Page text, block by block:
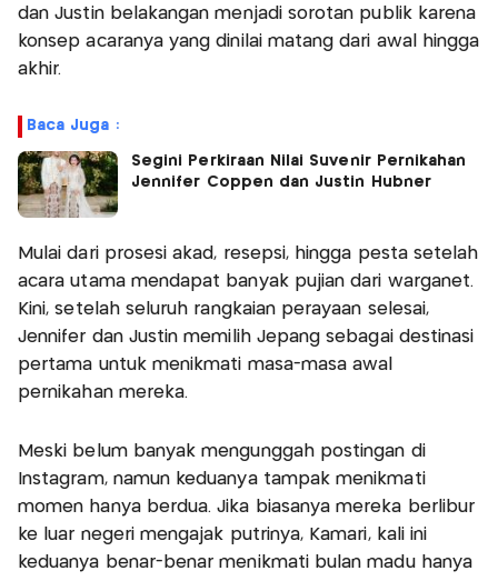
dan Justin belakangan menjadi sorotan publik karena
konsep acaranya yang dinilai matang dari awal hingga
akhir.
Baca Juga :
Segini Perkiraan Nilai Suvenir Pernikahan
Jennifer Coppen dan Justin Hubner
Mulai dari prosesi akad, resepsi, hingga pesta setelah
acara utama mendapat banyak pujian dari warganet.
Kini, setelah seluruh rangkaian perayaan selesai,
Jennifer dan Justin memilih Jepang sebagai destinasi
pertama untuk menikmati masa-masa awal
pernikahan mereka.
Meski belum banyak mengunggah postingan di
Instagram, namun keduanya tampak menikmati
momen hanya berdua. Jika biasanya mereka berlibur
ke luar negeri mengajak putrinya, Kamari, kali ini
keduanya benar-benar menikmati bulan madu hanya